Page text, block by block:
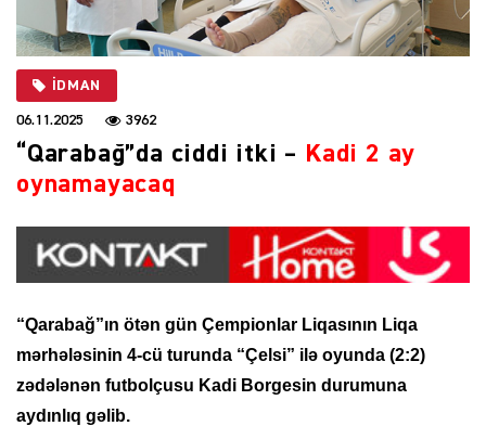
İDMAN
06.11.2025 3962
“Qarabağ”da ciddi itki – Kadi 2 ay
oynamayacaq
“Qarabağ”ın ötən gün Çempionlar Liqasının Liqa
mərhələsinin 4-cü turunda “Çelsi” ilə oyunda (2:2)
zədələnən futbolçusu Kadi Borgesin durumuna
aydınlıq gəlib.